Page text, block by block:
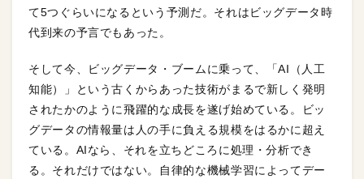
て5つぐらいになるという予測だ。それはビッグデータ時
代到来の予言でもあった。
そして今、ビッグデータ・ブームに乗って、「AI（人工
知能）」という古くからあった技術がまるで新しく発明
されたかのように飛躍的な成長を遂げ始めている。ビッ
グデータの情報量は人の手に負える規模をはるかに超え
ている。AIなら、それを立ちどころに処理・分析でき
る。それだけではない。自律的な機械学習によってデー